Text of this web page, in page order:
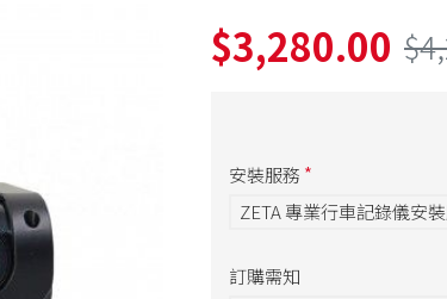
$3,280.00
安裝服務
ZETA 專業行車記錄儀安
訂購需知